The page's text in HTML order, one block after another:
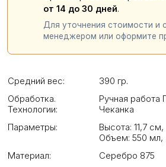
от 14 до 30 дней.
Для уточнения стоимости и
менеджером или оформите
Средний вес:
390 гр.
Обработка.
Технологии:
Ручная работа
Чеканка
Параметры:
Высота: 11,7 см,
Объем: 550 мл,
Материал:
Серебро 875